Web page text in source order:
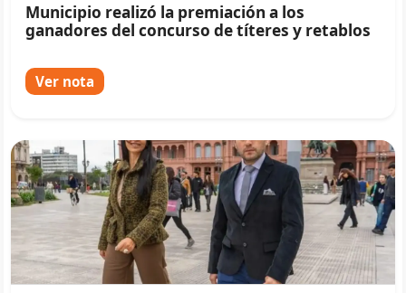
Municipio realizó la premiación a los
ganadores del concurso de títeres y retablos
Ver nota